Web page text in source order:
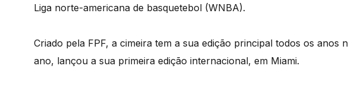
Liga norte-americana de basquetebol (WNBA).
Criado pela FPF, a cimeira tem a sua edição principal todos os anos
ano, lançou a sua primeira edição internacional, em Miami.